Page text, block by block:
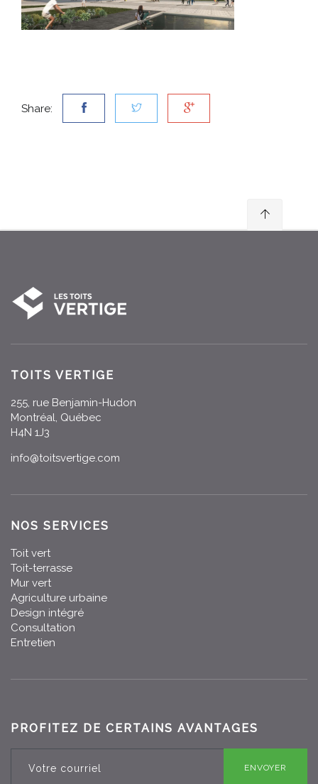
Share:
TOITS VERTIGE
255, rue Benjamin-Hudon
Montréal, Québec
H4N 1J3
info@toitsvertige.com
NOS SERVICES
Toit vert
Toit-terrasse
Mur vert
Agriculture urbaine
Design intégré
Consultation
Entretien
PROFITEZ DE CERTAINS AVANTAGES
ENVOYER